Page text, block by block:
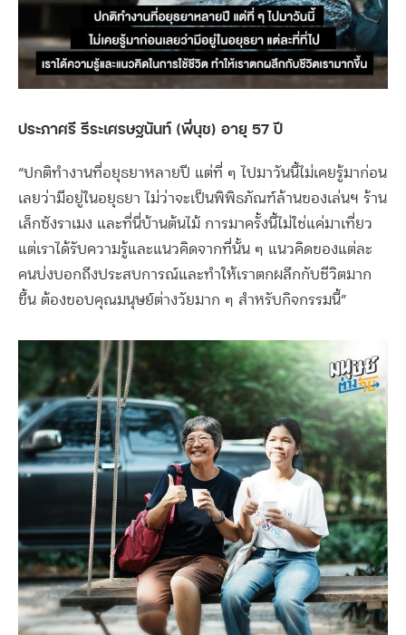
ประภาศรี ธีระเศรษฐนันท์ (พี่นุช) อายุ 57 ปี
“ปกติทำงานที่อยุธยาหลายปี แต่ที่ ๆ ไปมาวันนี้ไม่เคยรู้มาก่อน
เลยว่ามีอยู่ในอยุธยา ไม่ว่าจะเป็นพิพิธภัณฑ์ล้านของเล่นฯ ร้าน
เล็กซังราเมง และที่นี่บ้านต้นไม้ การมาครั้งนี้ไม่ใช่แค่มาเที่ยว
แต่เราได้รับความรู้และแนวคิดจากที่นั้น ๆ แนวคิดของแต่ละ
คนบ่งบอกถึงประสบการณ์และทำให้เราตกผลึกกับชีวิตมาก
ขึ้น ต้องขอบคุณมนุษย์ต่างวัยมาก ๆ สำหรับกิจกรรมนี้”